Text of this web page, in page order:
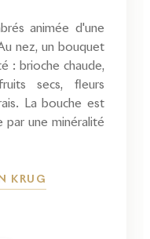
animée d'une
nez, un bouquet
: brioche chaude,
secs, fleurs
La bouche est
une minéralité
KRUG